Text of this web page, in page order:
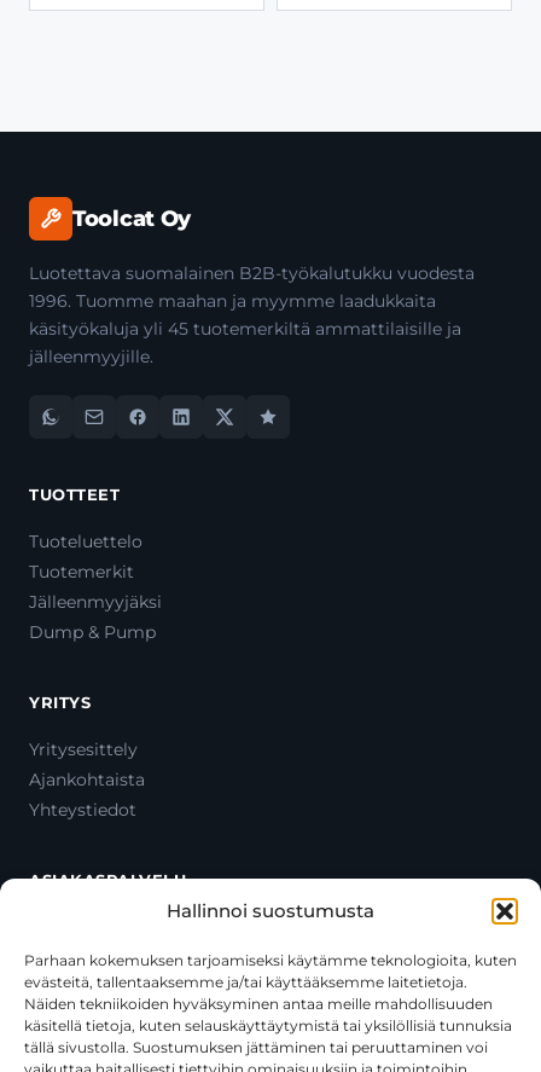
Hallinnoi suostumusta
Parhaan kokemuksen tarjoamiseksi käytämme teknologioita, kuten
evästeitä, tallentaaksemme ja/tai käyttääksemme laitetietoja.
Näiden tekniikoiden hyväksyminen antaa meille mahdollisuuden
käsitellä tietoja, kuten selauskäyttäytymistä tai yksilöllisiä tunnuksia
tällä sivustolla. Suostumuksen jättäminen tai peruuttaminen voi
Toolcat Oy
Luotettava suomalainen B2B-työkalutukku vuodesta
1996. Tuomme maahan ja myymme laadukkaita
käsityökaluja yli 45 tuotemerkiltä ammattilaisille ja
jälleenmyyjille.
TUOTTEET
Tuoteluettelo
Tuotemerkit
Jälleenmyyjäksi
Dump & Pump
YRITYS
Yritysesittely
Ajankohtaista
Yhteystiedot
ASIAKASPALVELU
Oma tili
Maksutavat
Toimitustavat
Usein kysytyt kysymykset